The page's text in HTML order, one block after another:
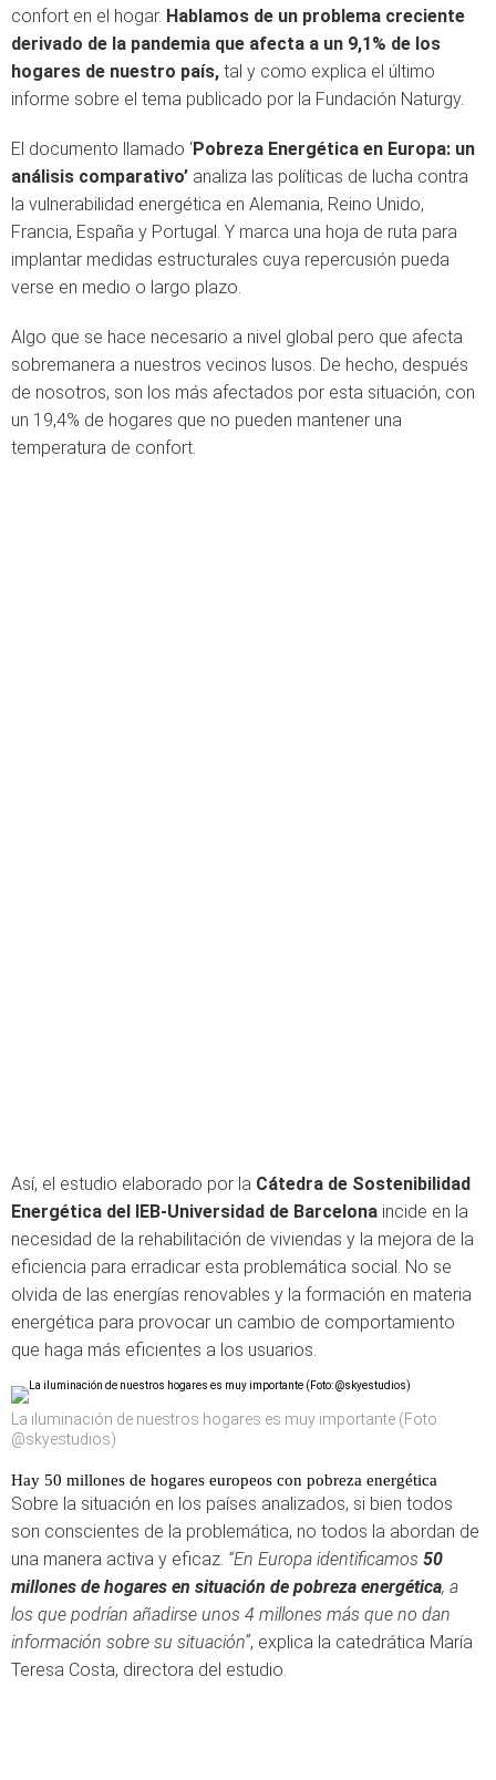
confort en el hogar. Hablamos de un problema creciente
derivado de la pandemia que afecta a un 9,1% de los
hogares de nuestro país, tal y como explica el último
informe sobre el tema publicado por la Fundación Naturgy.
El documento llamado ‘Pobreza Energética en Europa: un
análisis comparativo’ analiza las políticas de lucha contra
la vulnerabilidad energética en Alemania, Reino Unido,
Francia, España y Portugal. Y marca una hoja de ruta para
implantar medidas estructurales cuya repercusión pueda
verse en medio o largo plazo.
Algo que se hace necesario a nivel global pero que afecta
sobremanera a nuestros vecinos lusos. De hecho, después
de nosotros, son los más afectados por esta situación, con
un 19,4% de hogares que no pueden mantener una
temperatura de confort.
Así, el estudio elaborado por la Cátedra de Sostenibilidad
Energética del IEB-Universidad de Barcelona incide en la
necesidad de la rehabilitación de viviendas y la mejora de la
eficiencia para erradicar esta problemática social. No se
olvida de las energías renovables y la formación en materia
energética para provocar un cambio de comportamiento
que haga más eficientes a los usuarios.
La iluminación de nuestros hogares es muy importante (Foto:
@skyestudios)
Hay 50 millones de hogares europeos con pobreza energética
Sobre la situación en los países analizados, si bien todos
son conscientes de la problemática, no todos la abordan de
una manera activa y eficaz. “En Europa identificamos 50
millones de hogares en situación de pobreza energética, a
los que podrían añadirse unos 4 millones más que no dan
información sobre su situación”, explica la catedrática María
Teresa Costa, directora del estudio.